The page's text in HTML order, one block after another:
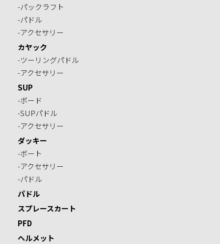
-パックラフト
-パドル
-アクセサリー
カヤック
-ツーリングパドル
-アクセサリー
SUP
-ボード
-SUPパドル
-アクセサリー
ダッキー
-ボート
-アクセサリー
-パドル
パドル
スプレースカート
PFD
ヘルメット